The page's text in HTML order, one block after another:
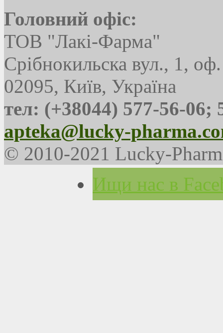
Головний офіс:
ТОВ "Лакі-Фарма"
Срібнокильска вул., 1,
02095, Київ, Україна
тел: (+38044) 577-56-06;
apteka@lucky-
© 2010-2021 Lucky-
Ищи нас в